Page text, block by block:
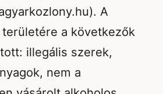
A
a következők
illegális szerek,
nem a